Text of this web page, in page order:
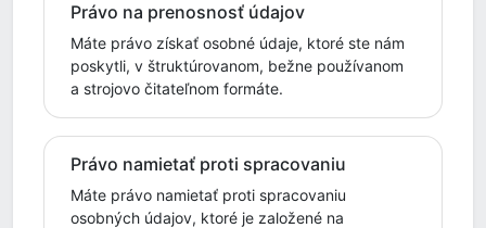
Právo na prenosnosť údajov
Máte právo získať osobné údaje, ktoré ste nám
poskytli, v štruktúrovanom, bežne používanom
a strojovo čitateľnom formáte.
Právo namietať proti spracovaniu
Máte právo namietať proti spracovaniu
osobných údajov, ktoré je založené na